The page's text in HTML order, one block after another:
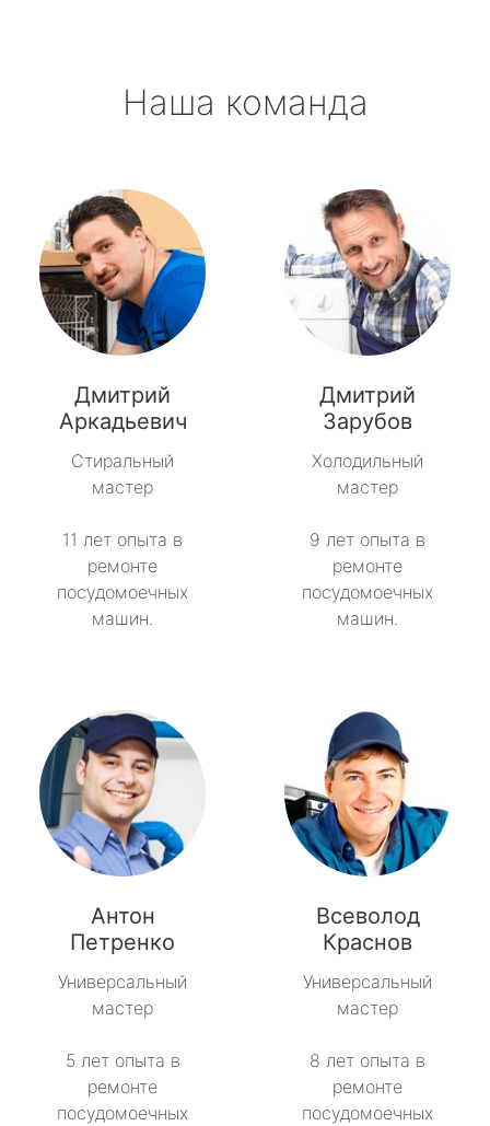
Наша команда
Дмитрий
Аркадьевич
Стиральный
мастер
11 лет опыта в
ремонте
посудомоечных
машин.
Дмитрий
Зарубов
Холодильный
мастер
9 лет опыта в
ремонте
посудомоечных
машин.
Антон
Петренко
Универсальный
мастер
5 лет опыта в
ремонте
посудомоечных
Всеволод
Краснов
Универсальный
мастер
8 лет опыта в
ремонте
посудомоечных